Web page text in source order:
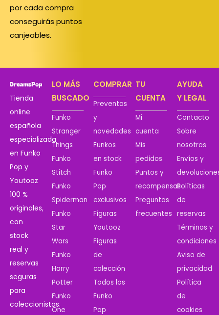
por cada compra
conseguirás puntos
canjeables.
Tienda
online
española
especializada
en Funko
Pop y
Youtooz
100 %
originales,
con
stock
real y
reservas
seguras
para
coleccionistas.
LO MÁS
BUSCADO
Funko
Stranger
Things
Funko
Stitch
Funko
Spiderman
Funko
Star
Wars
Funko
Harry
Potter
Funko
One
COMPRAR
Preventas
y
novedades
Funkos
en stock
Funko
Pop
exclusivos
Figuras
Youtooz
Figuras
de
colección
Todos los
Funko
Pop
TU
CUENTA
Mi
cuenta
Mis
pedidos
Puntos y
recompensas
Preguntas
frecuentes
AYUDA
Y LEGAL
Contacto
Sobre
nosotros
Envíos y
Políticas
de
reservas
Términos y
condiciones
Aviso de
privacidad
Política
de
cookies